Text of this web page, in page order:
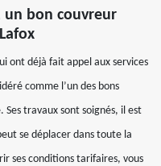
un bon couvreur
ont déjà fait appel aux services
comme l’un des bons
travaux sont soignés, il est
se déplacer dans toute la
ses conditions tarifaires, vous